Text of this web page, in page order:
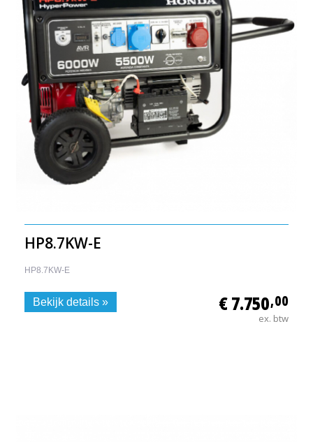
HP8.7KW-E
HP8.7KW-E
€ 7.750,00
ex. btw
Bekijk details »